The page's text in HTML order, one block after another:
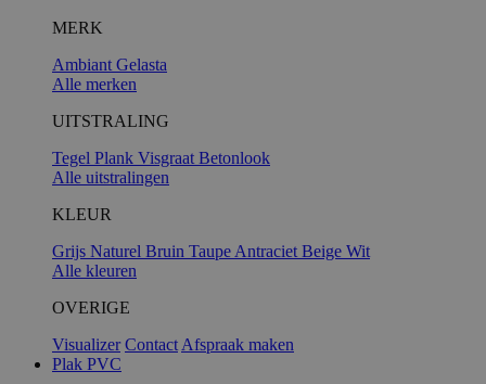
MERK
AmbiantGelasta
Alle merken
UITSTRALING
Tegel Plank VisgraatBetonlook
Alle uitstralingen
KLEUR
Grijs Naturel Bruin TaupeAntraciet Beige Wit
Alle kleuren
OVERIGE
Visualizer ContactAfspraak maken
Plak PVC